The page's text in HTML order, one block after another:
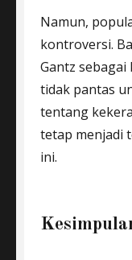
Namun,
kontroversi.
Gantz
tidak pantas
tentang
tetap menjadi
ini.